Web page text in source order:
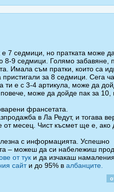
7 седмици, но пратката може
8-9 седмици. Голямо забавяне,
Имала съм пратки, които са
пристигали за 8 седмици. Сега
ти е с 3-4 артикула, може да
може да дойде пак за
франсетата.
в Ла Редут, и тогава
от месец. Чист късмет ще е, ако
с информацията. Успешно
– можеш да си набележиш
от тук и да изчакаш
сайти до 95% в албанците.